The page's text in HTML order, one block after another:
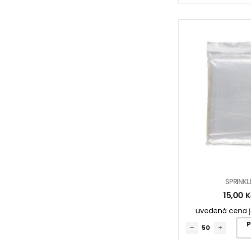
15,00
uvedená cena